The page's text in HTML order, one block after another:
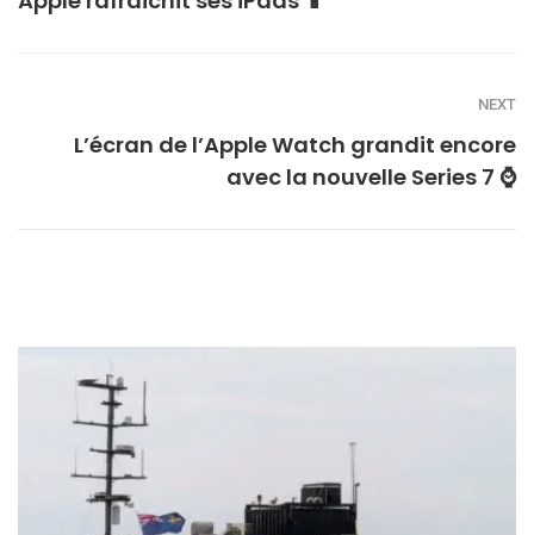
NEXT
L’écran de l’Apple Watch grandit encore
avec la nouvelle Series 7 ⌚️